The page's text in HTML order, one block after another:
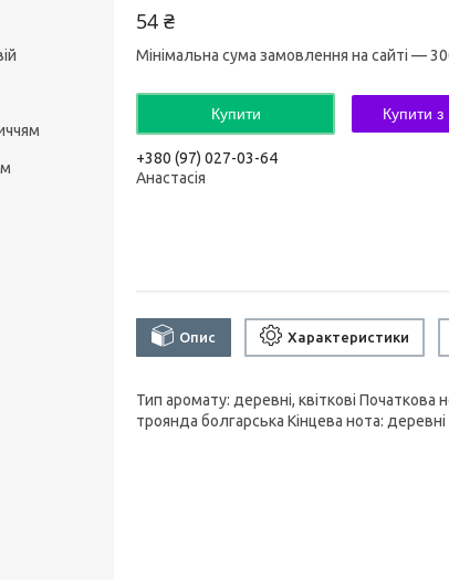
54 ₴
Мінімальна сума замовлення на сайті —
Купити Купити з
+380 (97) 027-03-64
Анастасія
Опис Характеристики
Тип аромату: деревні, квіткові
троянда болгарська Кінцева нота: